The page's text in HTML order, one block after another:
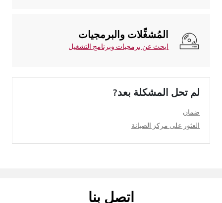
المُشغِّلات والبرمجيات
ابحث عن برمجيات وبرنامج التشغيل
لم تحل المشكلة بعد?
ضمان
العثور على مركز الصيانة
اتصل بنا